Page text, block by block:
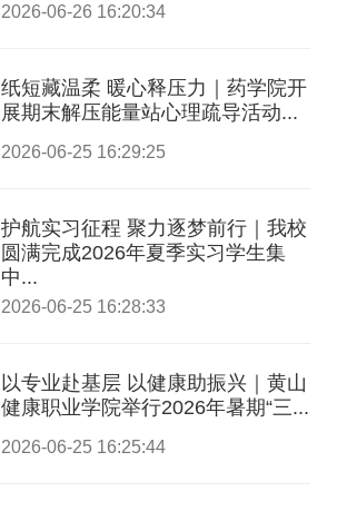
2026-06-26 16:20:34
纸短藏温柔 暖心释压力｜药学院开
展期末解压能量站心理疏导活动...
2026-06-25 16:29:25
护航实习征程 聚力逐梦前行｜我校
圆满完成2026年夏季实习学生集
中...
2026-06-25 16:28:33
以专业赴基层 以健康助振兴｜黄山
健康职业学院举行2026年暑期“三...
2026-06-25 16:25:44